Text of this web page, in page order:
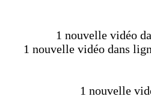
1 nouvelle vidéo
1 nouvelle vidéo dans
1 nouvelle